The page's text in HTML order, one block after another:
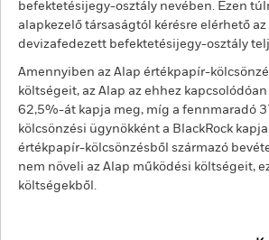
befektetésijegy-osztály nevében. Ezen
alapkezelő társaságtól kérésre elérhető az
devizafedezett befektetésijegy-osztály
Amennyiben az Alap értékpapír-
költségeit, az Alap az ehhez
62,5%-át kapja meg, míg a fennmaradó
kölcsönzési ügynökként a BlackRock
értékpapír-kölcsönzésből származó
nem növeli az Alap működési költségeit,
költségekből.